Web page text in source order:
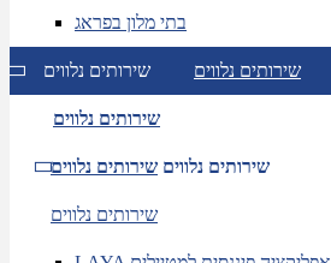
בתי מלון בפראג
שירותים נלווים שירותים נלווים
שירותים נלווים
שירותים נלווים שירותים נלווים
שירותים נלווים